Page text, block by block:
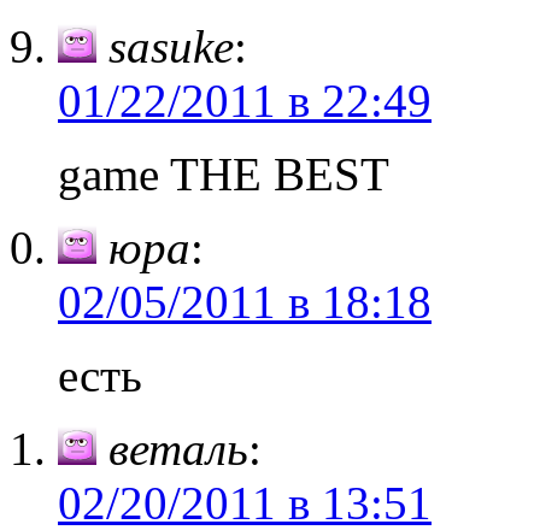
sasuke:
01/22/2011 в 22:49
game THE BEST
юра:
02/05/2011 в 18:18
есть
веталь:
02/20/2011 в 13:51